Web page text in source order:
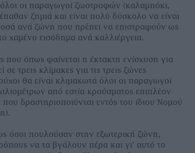
οι παραγωγοί ζωοτροφών (καλαμπόκι,
ζημιά και είναι πολύ δύσκολο να είναι
ανά ζώνη που πρέπει να επιστραφούν ως
χαμένο εισόδημα ανά καλλιέργεια.
που όπως φαίνεται η έκτακτη ενίσχυση για
τρεις κλίμακες για τις τρεις ζώνες
θα είναι κλιμακωτά όλοι οι παραγωγοί
από εστία κρούσματος επιπλέον
δραστηριοποιύνται εντός του ίδιου Νομού
όσοι πουλούσαν στην εξωτερική ζώνη,
να τα βγάλουν πέρα και γι’ αυτό το